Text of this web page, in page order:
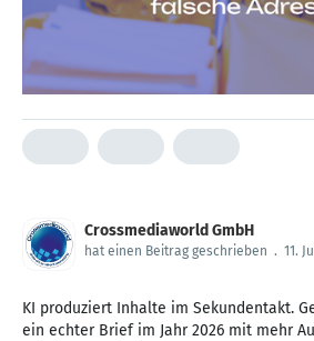
Crossmediaworld GmbH
hat einen Beitrag geschrieben . 11.
KI produziert Inhalte im Sekundentakt.
ein echter Brief im Jahr 2026 mit mehr